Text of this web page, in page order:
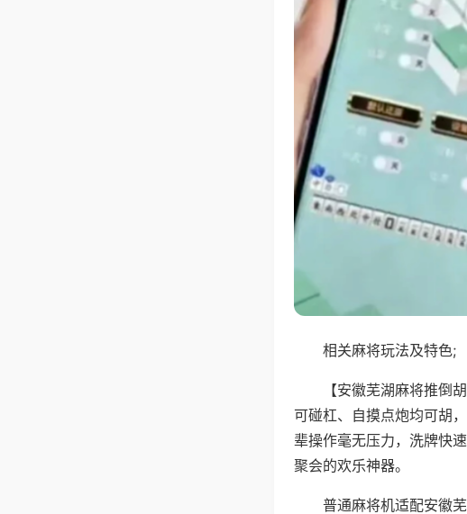
相关麻将玩法及特色;
【安徽芜湖麻将推倒
可碰杠、自摸点炮均可胡
辈操作毫无压力，洗牌快
聚会的欢乐神器。
普通麻将机适配安徽